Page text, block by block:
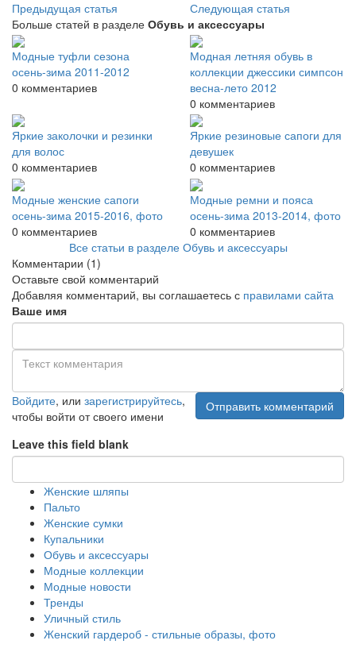
Предыдущая статья
Следующая статья
Больше статей в разделе Обувь и аксессуары
Модные туфли сезона
осень-зима 2011-2012
0 комментариев
Модная летняя обувь в
коллекции джессики симпсон
весна-лето 2012
0 комментариев
Яркие заколочки и резинки
для волос
0 комментариев
Яркие резиновые сапоги для
девушек
0 комментариев
Модные женские сапоги
осень-зима 2015-2016, фото
0 комментариев
Модные ремни и пояса
осень-зима 2013-2014, фото
0 комментариев
Все статьи в разделе Обувь и аксессуары
Комментарии (1)
Оставьте свой комментарий
Добавляя комментарий, вы соглашаетесь с правилами сайта
Ваше имя
Войдите, или зарегистрируйтесь,
чтобы войти от своего имени
Отправить комментарий
Leave this field blank
Женские шляпы
Пальто
Женские сумки
Купальники
Обувь и аксессуары
Модные коллекции
Модные новости
Тренды
Уличный стиль
Женский гардероб - стильные образы, фото